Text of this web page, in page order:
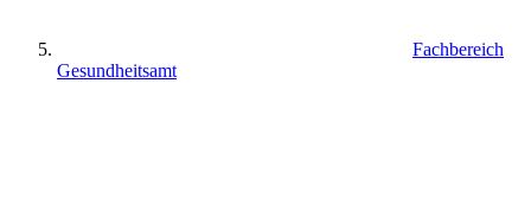
Fachbereich
Gesundheitsamt